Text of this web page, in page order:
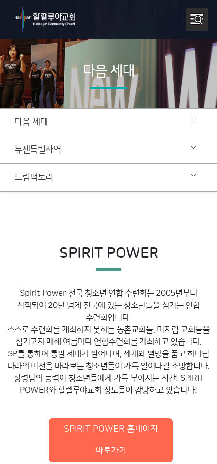
다음 세대
다음 세대
뉴젠특별사역
드림팩토리
SPIRIT POWER
Spirit Power 전국 청소년 연합 수련회는 2005년부터
시작되어 20년 넘게 전국에 있는 청소년들을 섬기는 연합
수련회입니다.
스스로 수련회를 개최하지 못하는 농촌교회들, 미자립 교회들을
섬기고자 매해 여름마다 연합수련회를 개최하고 있습니다.
SP를 통하여 통일 세대가 일어나며, 세계와 열방을 품고 하나님
나라의 비전을 바라보는 청소년들이 가득 일어나길 소망합니다.
성령님의 능력이 청소년들에게 가득 부어지는 시간! SPIRIT
POWER와 할렐루야교회 성도들이 감당하고 있습니다!
SPIRIT POWER 홈페이지
바로가기